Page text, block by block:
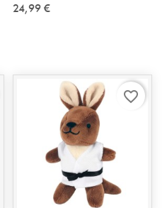
24,99 €
favorite_border